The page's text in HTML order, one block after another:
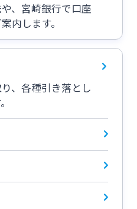
ーじ倶楽部」
toto」
residence card
じる
シリーズ
オン
チャットで相談
、宮崎銀行で口座
内します。
、各種引き落とし